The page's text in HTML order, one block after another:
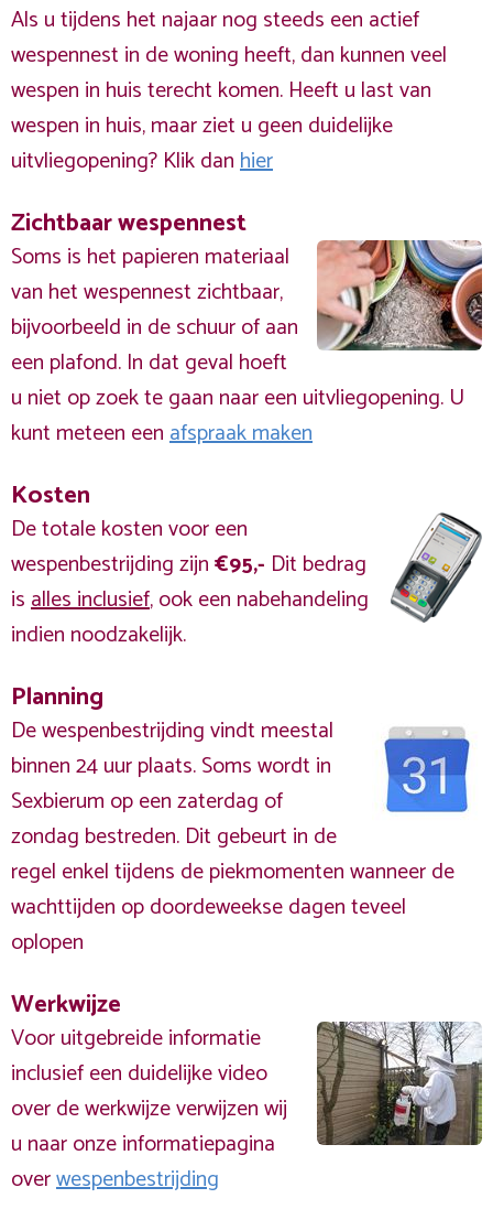
Als u tijdens het najaar nog steeds een actief
wespennest in de woning heeft, dan kunnen veel
wespen in huis terecht komen. Heeft u last van
wespen in huis, maar ziet u geen duidelijke
uitvliegopening? Klik danhier
Zichtbaar wespennest
Soms is het papieren materiaal
van het wespennest zichtbaar,
bijvoorbeeld in de schuur of aan
een plafond. In dat geval hoeft
u niet op zoek te gaan naar een uitvliegopening. U
kunt meteen eenafspraak maken
Kosten
De totale kosten voor een
wespenbestrijding zijn€95,- Dit bedrag
isalles inclusief, ook een nabehandeling
indien noodzakelijk.
Planning
De wespenbestrijding vindt meestal
binnen 24 uur plaats. Soms wordt in
Sexbierum op een zaterdag of
zondag bestreden. Dit gebeurt in de
regel enkel tijdens de piekmomenten wanneer de
wachttijden op doordeweekse dagen teveel
oplopen
Werkwijze
Voor uitgebreide informatie
inclusief een duidelijke video
over de werkwijze verwijzen wij
u naar onze informatiepagina
overwespenbestrijding